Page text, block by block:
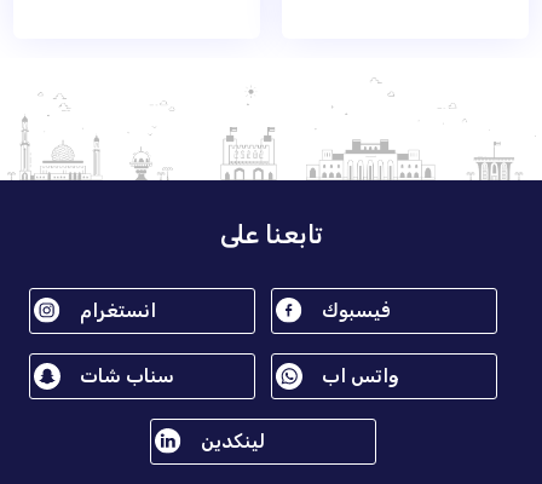
تابعنا على
انستغرام فيسبوك
سناب شات واتس اب
لينكدين